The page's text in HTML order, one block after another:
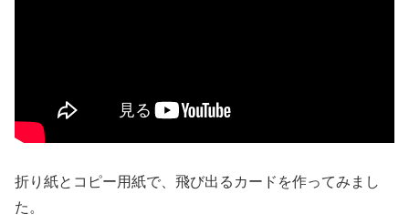
折り紙とコピー用紙で、飛び出るカードを作ってみまし
た。